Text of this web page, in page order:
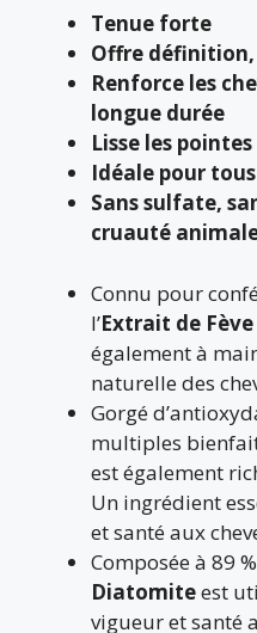
Tenue forte
Offre
Renforce les
longue durée
Lisse les
Idéale pour
Sans sulfate,
cruauté
Connu pour
l’Extrait de
également à
naturelle des
Gorgé
multiples
est également
Un ingrédient
et santé aux
Composée à 89
Diatomiteest
vigueur et santé